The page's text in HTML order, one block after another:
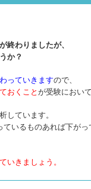
終わりましたが、
か？
っていきますので、
おくことが受験におい
しています。
いるものあれば下が
いきましょう。